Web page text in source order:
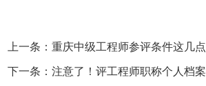
上一条：重庆中级工程师参评条件这几
下一条：注意了！评工程师职称个人档